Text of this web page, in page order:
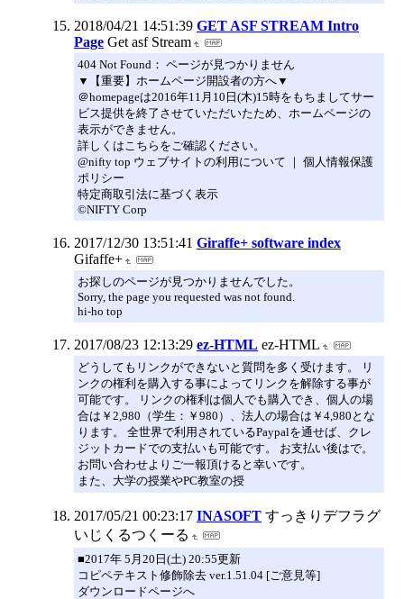
2018/04/21 14:51:39 GET ASF STREAM Intro
Page Get asf Stream
404 Not Found： ページが見つかりません
▼【重要】ホームページ開設者の方へ▼
＠homepageは2016年11月10日(木)15時をもちましてサー
ビス提供を終了させていただいたため、ホームページの
表示ができません。
詳しくはこちらをご確認ください。
@nifty top ウェブサイトの利用について ｜ 個人情報保護
ポリシー
特定商取引法に基づく表示
©NIFTY Corp
2017/12/30 13:51:41 Giraffe+ software index
Gifaffe+
お探しのページが見つかりませんでした。
Sorry, the page you requested was not found.
hi-ho top
2017/08/23 12:13:29 ez-HTML ez-HTML
どうしてもリンクができないと質問を多く受けます。 リ
ンクの権利を購入する事によってリンクを解除する事が
可能です。 リンクの権利は個人でも購入でき、個人の場
合は￥2,980（学生：￥980）、法人の場合は￥4,980とな
ります。 全世界で利用されているPaypalを通せば、クレ
ジットカードでの支払いも可能です。 お支払い後はで。
お問い合わせよりご一報頂けると幸いです。
また、大学の授業やPC教室の授
2017/05/21 00:23:17 INASOFT すっきりデフラグ
いじくるつくーる
■2017年 5月20日(土) 20:55更新
コピペテキスト修飾除去 ver.1.51.04 [ご意見等]
ダウンロードページへ